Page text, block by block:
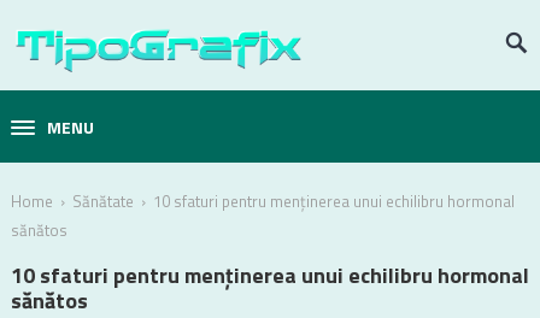
MENU
Home › Sănătate › 10 sfaturi pentru menținerea unui echilibru hormonal
sănătos
10 sfaturi pentru menținerea unui echilibru hormonal
sănătos